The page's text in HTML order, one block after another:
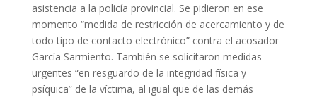
asistencia a la policía provincial. Se pidieron en ese
momento “medida de restricción de acercamiento y de
todo tipo de contacto electrónico” contra el acosador
García Sarmiento. También se solicitaron medidas
urgentes “en resguardo de la integridad física y
psíquica” de la víctima, al igual que de las demás